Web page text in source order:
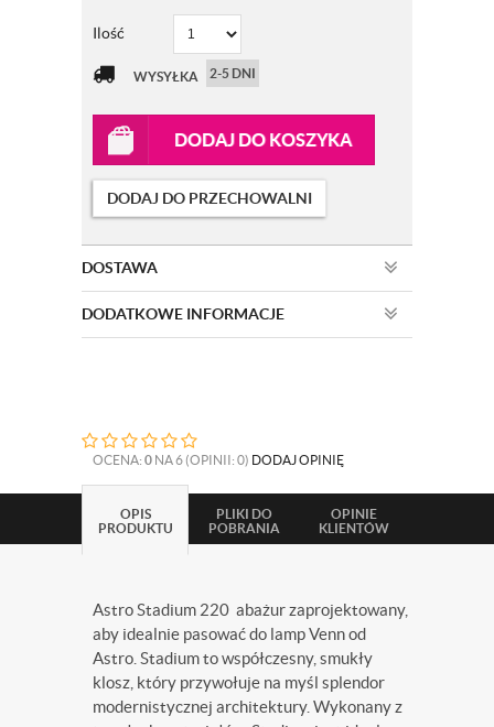
Ilość
WYSYŁKA 2-5 DNI
DODAJ DO KOSZYKA
DODAJ DO PRZECHOWALNI
DOSTAWA
DODATKOWE INFORMACJE
OCENA: 0 NA 6 (OPINII: 0) DODAJ OPINIĘ
OPIS
PRODUKTU
PLIKI DO
POBRANIA
OPINIE
KLIENTÓW
Astro Stadium 220 abażur zaprojektowany,
aby idealnie pasować do lamp Venn od
Astro. Stadium to współczesny, smukły
klosz, który przywołuje na myśl splendor
modernistycznej architektury. Wykonany z